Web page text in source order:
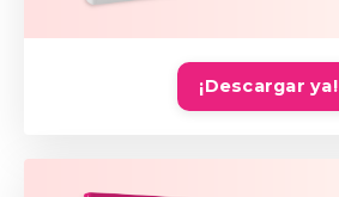
¡Descargar ya!